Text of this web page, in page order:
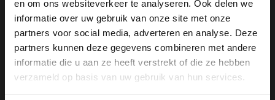
en om ons websiteverkeer te analyseren. Ook delen we
informatie over uw gebruik van onze site met onze
partners voor social media, adverteren en analyse. Deze
partners kunnen deze gegevens combineren met andere
informatie die u aan ze heeft verstrekt of die ze hebben
verzameld op basis van uw gebruik van hun services.
Van Lier
189.99
Van Lier
Schwarze Lederschnürschuhe
189.99
View this website in English?
It looks like your language isn't Dutch. Would
you like to switch to English?